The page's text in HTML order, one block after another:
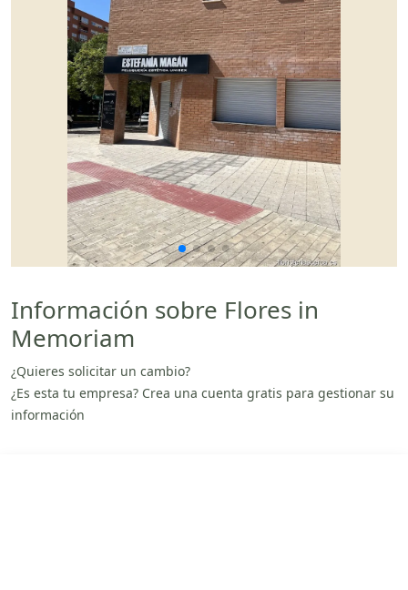
Información sobre Flores in
Memoriam
¿Quieres solicitar un cambio?
¿Es esta tu empresa? Crea una cuenta gratis para gestionar su
información